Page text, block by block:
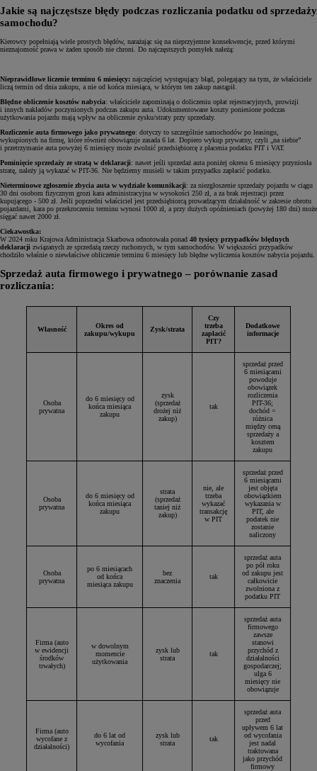
Jakie są najczęstsze błędy podczas rozliczania podatku od sprzedaży
samochodu?
Kierowcy popełniają wiele prostych błędów, narażając się na nieprzyjemne konsekwencje, przed którymi
nieznajomość prawa w żaden sposób nie chroni. Do najczęstszych pomyłek należą:
Nieprawidłowe liczenie terminu 6 miesięcy: najczęściej występujący błąd, polegający na tym, że właściciele
liczą termin od dnia zakupu, a nie od końca miesiąca, w którym ten zakup nastąpił.
Błędne obliczenie kosztów nabycia: właściciele zapominają o doliczeniu opłat rejestracyjnych, prowizji
i innych nakładów poczynionych podczas zakupu auta. Udokumentowane koszty poniesione podczas
użytkowania pojazdu mają wpływ na obliczenie zysku/straty przy sprzedaży.
Rozliczenie auta firmowego jako prywatnego: dotyczy to szczególnie samochodów po leasingu,
wykupionych na firmę, które również obowiązuje zasada 6 lat. Dopiero wykup prywatny, czyli „na siebie”
i przetrzymanie auta powyżej 6 miesięcy może zwolnić przedsiębiorcę z płacenia podatku PIT i VAT.
Pominięcie sprzedaży ze stratą w deklaracji: nawet jeśli sprzedaż auta poniżej okresu 6 miesięcy przyniosła
stratę, należy ją wykazać w PIT-36. Nie będziemy musieli w takim przypadku zapłacić podatku.
Nieterminowe zgłoszenie zbycia auta w wydziale komunikacji: za niezgłoszenie sprzedaży pojazdu w ciągu
30 dni osobom fizycznym grozi kara administracyjna w wysokości 250 zł, a za brak rejestracji przez
kupującego - 500 zł. Jeśli poprzedni właściciel jest przedsiębiorcą prowadzącym działalność w zakresie obrotu
pojazdami, kara po przekroczeniu terminu wynosi 1000 zł, a przy dużych opóźnieniach (powyżej 180 dni) może
sięgać nawet 2000 zł.
Ciekawostka:
W 2024 roku Krajowa Administracja Skarbowa odnotowała ponad 40 tysięcy przypadków błędnych
deklaracji związanych ze sprzedażą rzeczy ruchomych, w tym samochodów. W większości przypadków
chodziło właśnie o niewłaściwe obliczenie terminu 6 miesięcy lub błędne wyliczenia kosztów nabycia pojazdu.
Sprzedaż auta firmowego i prywatnego – porównanie zasad
rozliczania:
Własność
Okres od
zakupu/wykupu
Zysk/strata
Czy
trzeba
zapłacić
PIT?
Dodatkowe
informacje
Osoba
prywatna
do 6 miesięcy od
końca miesiąca
zakupu
zysk
(sprzedaż
drożej niż
zakup)
tak
sprzedaż przed
6 miesiącami
powoduje
obowiązek
rozliczenia
PIT-36;
dochód =
różnica
między ceną
sprzedaży a
kosztem
zakupu
Osoba
prywatna
do 6 miesięcy od
końca miesiąca
zakupu
strata
(sprzedaż
taniej niż
zakup)
nie, ale
trzeba
wykazać
transakcję
w PIT
sprzedaż przed
6 miesiącami
jest objęta
obowiązkiem
wykazania w
PIT, ale
podatek nie
zostanie
naliczony
Osoba
prywatna
po 6 miesiącach
od końca
miesiąca zakupu
bez
znaczenia
tak
sprzedaż auta
po pół roku
od zakupu jest
całkowicie
zwolniona z
podatku PIT
Firma (auto
w ewidencji
środków
trwałych)
w dowolnym
momencie
użytkowania
zysk lub
strata
tak
sprzedaż auta
firmowego
zawsze
stanowi
przychód z
działalności
gospodarczej;
ulga 6
miesięcy nie
obowiązuje
Firma (auto
wycofane z
działalności)
do 6 lat od
wycofania
zysk lub
strata
tak
sprzedaż auta
przed
upływem 6 lat
od wycofania
jest nadal
traktowana
jako przychód
firmowy